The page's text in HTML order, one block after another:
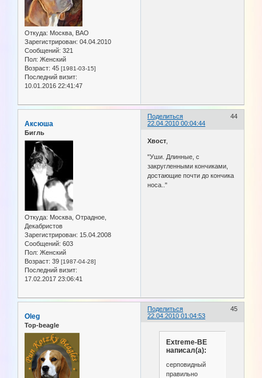
Откуда: Москва, ВАО
Зарегистрирован: 04.04.2010
Сообщений: 321
Пол: Женский
Возраст: 45 [1981-03-15]
Последний визит:
10.01.2016 22:41:47
Поделиться
44
22.04.2010 00:04:44
Аксюша
Бигль
Откуда: Москва, Отрадное,
Декабристов
Зарегистрирован: 15.04.2008
Сообщений: 603
Пол: Женский
Возраст: 39 [1987-04-28]
Последний визит:
17.02.2017 23:06:41
Хвост
"Уши. Длинные, с
закругленными кончиками,
достающие почти до кончика
носа.."
Поделиться
45
22.04.2010 01:04:53
Oleg
Top-beagle
Extreme-BE
написал(а):
серповидный
правильно